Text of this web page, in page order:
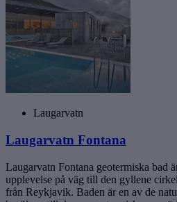
Laugarvatn
Laugarvatn Fontana
Laugarvatn Fontana geotermiska bad
upplevelse på väg till den gyllene
från Reykjavik. Baden är en av de